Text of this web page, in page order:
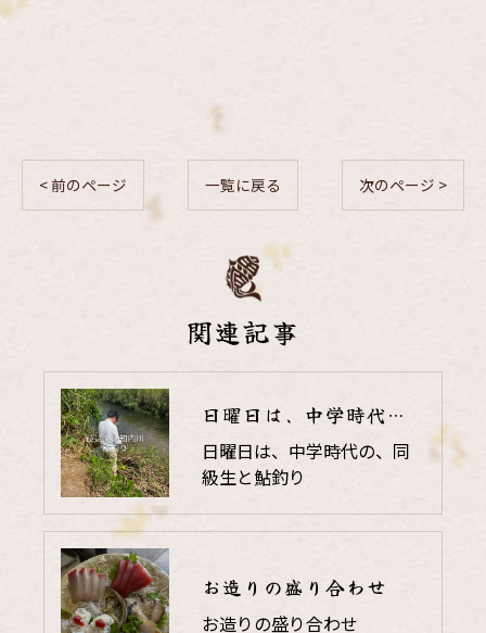
< 前のページ 一覧に戻る 次のページ >
関連記事
日曜日は、中学時代の、同級生と鮎釣り
日曜日は、中学時代の、同
級生と鮎釣り
お造りの盛り合わせ
お造りの盛り合わせ